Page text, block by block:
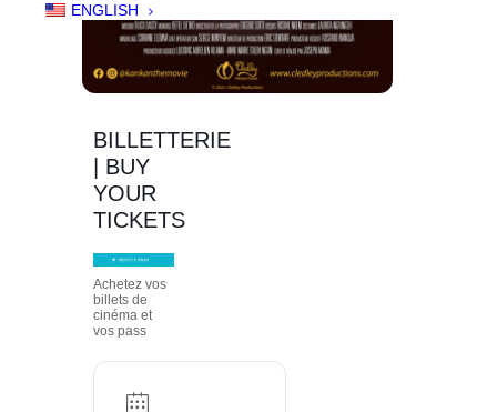
ENGLISH
BILLETTERIE
| BUY
YOUR
TICKETS
Achetez vos
billets de
cinéma et
vos pass